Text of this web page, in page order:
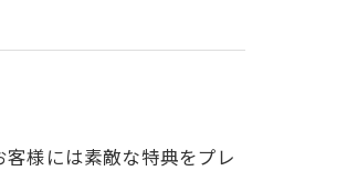
様には素敵な特典をプレ